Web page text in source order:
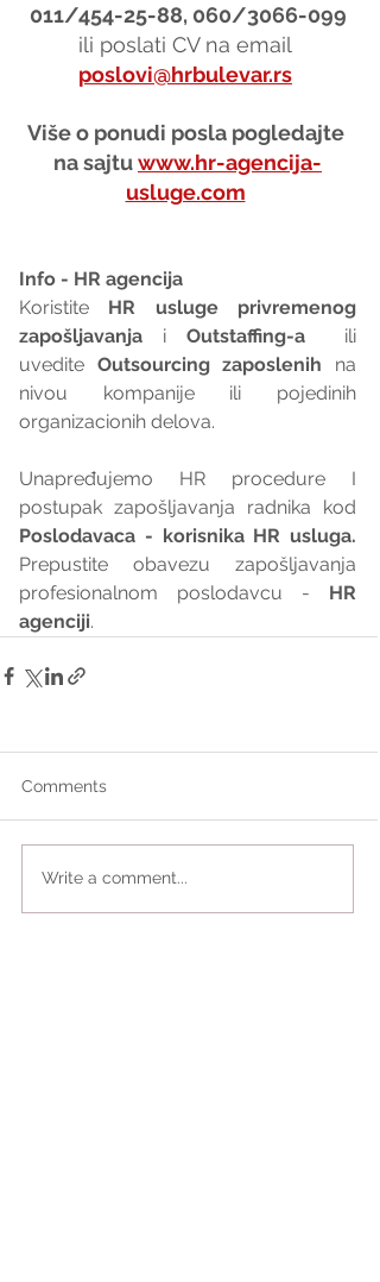
011/454-25-88, 060/3066-099
ili poslati CV na email
poslovi@hrbulevar.rs
Više o ponudi posla pogledajte
na sajtu www.hr-agencija-
usluge.com
Info - HR agencija
Koristite HR usluge privremenog
zapošljavanja i Outstaffing-a
  ili
uvedite Outsourcing zaposlenih na
nivou kompanije ili pojedinih
organizacionih delova.
Unapređujemo HR procedure I
Prepustite obavezu zapošljavanja
profesionalnom poslodavcu - HR
agenciji.
Comments
Write a comment...